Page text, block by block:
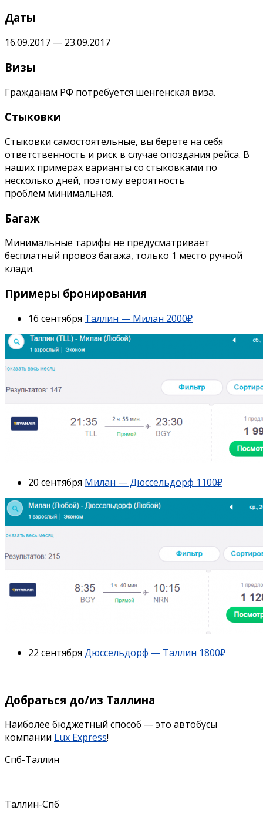
Даты
16.09.2017 — 23.09.2017
Визы
Гражданам РФ потребуется шенгенская виза.
Стыковки
Стыковки самостоятельные, вы берете на себя
ответственность и риск в случае опоздания рейса. В
наших примерах варианты со стыковками по
несколько дней, поэтому вероятность
проблем минимальная.
Багаж
Минимальные тарифы не предусматривает
бесплатный провоз багажа, только 1 место ручной
клади.
Примеры бронирования
16 сентября Таллин — Милан 2000₽
20 сентября Милан — Дюссельдорф 1100₽
22 сентября Дюссельдорф — Таллин 1800₽
Добраться до/из Таллина
Наиболее бюджетный способ — это автобусы
компании Lux Express!
Спб-Таллин
Таллин-Спб